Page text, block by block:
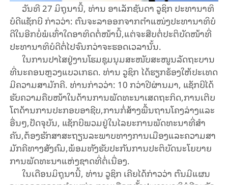
ວັນ​ທີ 27 ມິ​ຖຸ​ນາ​ນີ້, ທ່ານ ອາ​ເລັກ​ຊັນ​ດາ ​ວູຊິກ ​ປະ​ທາ​ນາ​ທິ​
ບໍ​ດີ​ແຊັກ​ບີ ກ່າວ​ວ່າ: ຕົນ​ຈະ​ລາ​ອອກ​ຈາກ​ຕຳ​ແໜ່ງ​ປະ​ທາ​ນາ​ທິ​ບໍ​
ດີໃນ​ອີກ​ບໍ່​ພໍ​ເທົ່າ​ໃດ​ອາ​ທິດ​ຕໍ່​ໜ້າ​ນີ້,​ແຕ່ຈະ​ສືບ​ຕໍ່ປະ​ຕິ​ບັດ​ໜ້າ​ທີ່​
ປະ​ທາ​ນາ​ທິ​ບໍ​ດີ​ຕໍ່​ໄປ​ຈົນ​ກວ່າ​ຈະ​ຮອດ​ເວ​ລາ​ນັ້ນ.
ໃນ​ການ​ປາ​ໄສ​ຢູ່​ງານ​ໂຮມ​ຊຸມ​ນຸມ​ສະ​ໜັບ​ສະ​ໜູນ​ລັດ​ຖະ​ບານ
ທີ່ນະ​ຄອນ​ຫຼວງ​​ແບວ​ເກ​ຣດ. ທ່ານ ວູ​ຊິກ ໄດ້​ຮຽກ​ຮ້ອງ​ໃຫ້​ປະ​ເທດ​
ມີ​ຄວາມ​ສາ​ມັກ​ຄີ. ທ່ານ​ກ່າວ​ວ່າ: 10 ກວ່າ​ປີ​ຜ່ານ​ມາ, ແຊັກ​ບີ​ໄດ້​
ຮັບ​ຄວາມ​ຄືບ​ໜ້າ​ໃນ​ດ້ານ​ການ​ພັດ​ທະ​ນາ​ເສດ​ຖະ​ກິດ,ການ​ເຕີບ​
ໂຕ​ດ້ານ​ການ​ປະ​ກອບ​ອາ​ຊີບ,​ກາ​ນ​ກໍ່​ສ້າງ​ພື້ນ​ຖານ​ໂຄງ​ລ່າງ​ແລະ​ ​
ອື່ນໆ,ປັດ​ຈຸ​ບັນ, ແຊັກ​ບີ​ພວມ​ຢູ່​ໃນ​ໄລ​ຍະ​ການ​ພັດ​ທະ​ນາ​ທີ່​ສຳ​
ຄັນ,ຕ້ອງ​ຮັກ​ສາ​ສະ​ຖຽນ​ລະ​ພາບ​ທາງ​ການ​ເມືອງ​ແລະ​ຄວາມ​ສາ​
ມັກ​ຄີ​ທາງ​ສັງ​ຄົມ,ພ້ອມ​ທັງ​ຮັບ​ປະ​ກັນ​ການ​ປະ​ຕິ​ບັດ​ນະ​ໂຍບາຍ​
ການ​ພັດ​ທະ​ນາ​​ແຫ່​ງ​ຊາດ​ທີ່​ຕໍ່​ເນື່ອງ.
ໃນ​ເດືອນ​ມິ​ຖຸ​ນາ​ນີ້, ທ່ານ​ ວູ​ຊິກ ເຄີຍ​ໄດ້​ກ່າວ​ວ່າ ຕົນ​ມີ​ແຜນ​